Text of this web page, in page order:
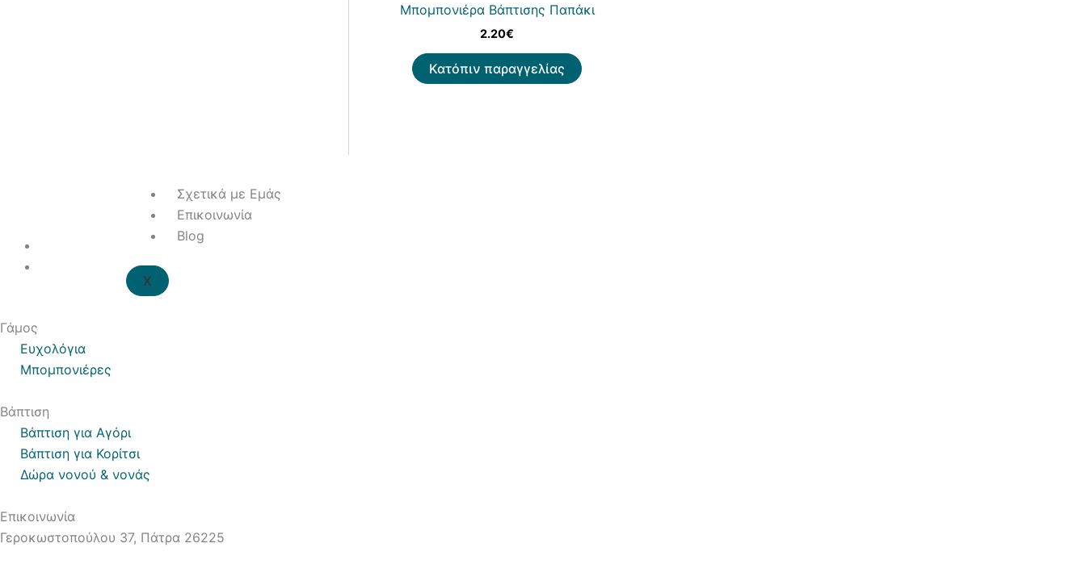
Σχετικά με Εμάς
Επικοινωνία
Blog
X
Μπομπονιέρα Βάπτισης Παπάκι
2.20€
Κατόπιν παραγγελίας
Γάμος
Ευχολόγια
Μπομπονιέρες
Βάπτιση
Βάπτιση για Αγόρι
Βάπτιση για Κορίτσι
Δώρα νονού & νονάς
Επικοινωνία
Γεροκωστοπούλου 37, Πάτρα 26225